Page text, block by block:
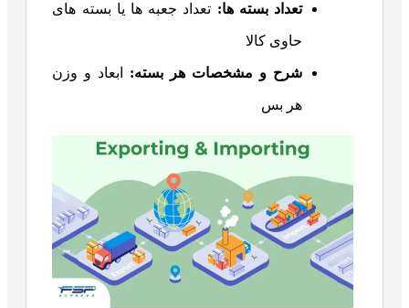
تعداد بسته ها: تعداد جعبه ها یا بسته های
حاوی کالا
شرح و مشخصات هر بسته: ابعاد و وزن
هر بس